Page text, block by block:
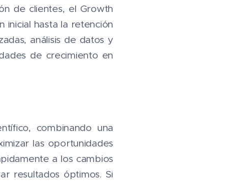
de clientes, el Growth
inicial hasta la retención
análisis de datos y
de crecimiento en
combinando una
las oportunidades
a los cambios
resultados óptimos. Si